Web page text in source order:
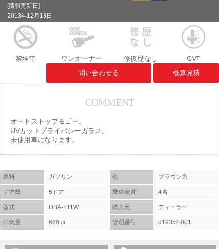
[情報更新日]
2013年12月13日
禁煙車 ワンオーナー 修復歴なし
CVT
問い合わせる
概算見積
COMMENT
オートストップ＆ゴー。
UVカットプライバシーガラス。
未使用車になります。
燃料 ガソリン 色 ブラウン系
ドア数 5ドア 乗車定員 4名
型式 DBA-B11W 購入元 ディーラー
排気量 660 cc 管理番号 d19352-001